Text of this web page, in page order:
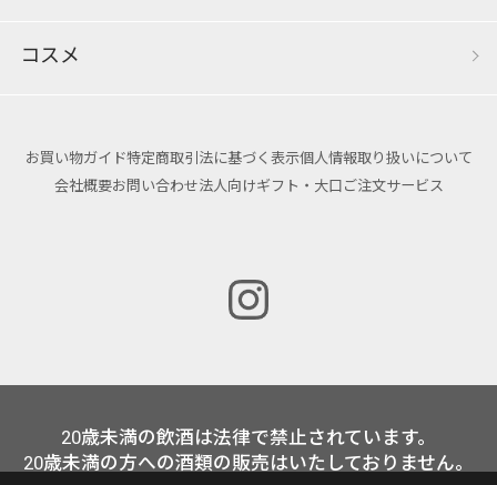
コスメ
お買い物ガイド特定商取引法に基づく表示個人情報取り扱いについて
会社概要お問い合わせ法人向けギフト・大口ご注文サービス
20歳未満の飲酒は法律で禁止されています。
20歳未満の方への酒類の販売はいたしておりません。